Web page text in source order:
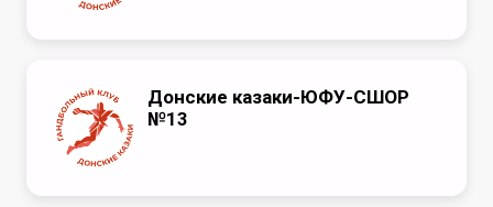
Донские казаки-ЮФУ-СШОР
№13